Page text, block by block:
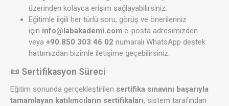
üzerinden kolayca erişim sağlayabilirsiniz.
Eğitimle ilgili her türlü soru, görüş ve önerileriniz
için info@labakademi.com e-posta adresimizden
veya +90 850 303 46 02 numaralı WhatsApp destek
hattımızdan bizimle iletişime geçebilirsiniz.
📜 Sertifikasyon Süreci
Eğitim sonunda gerçekleştirilen sertifika sınavını başarıyla
tamamlayan katılımcıların sertifikaları, sistem tarafından